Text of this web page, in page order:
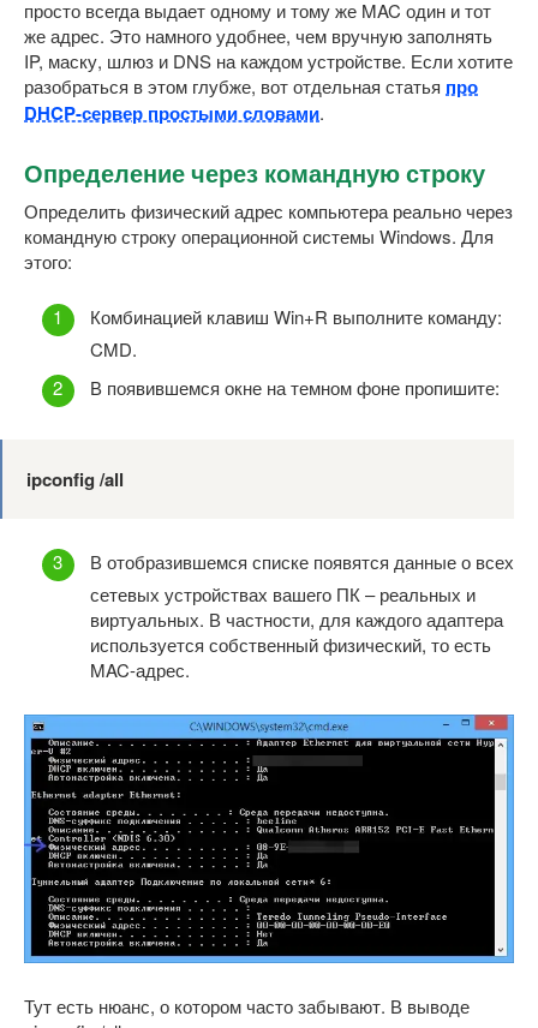
просто всегда выдает одному и тому же MAC один и тот
же адрес. Это намного удобнее, чем вручную заполнять
IP, маску, шлюз и DNS на каждом устройстве. Если хотите
разобраться в этом глубже, вот отдельная статья про
DHCP-сервер простыми словами.
Определение через командную строку
Определить физический адрес компьютера реально через
командную строку операционной системы Windows. Для
этого:
Комбинацией клавиш Win+R выполните команду:
CMD.
В появившемся окне на темном фоне пропишите:
ipconfig /all
В отобразившемся списке появятся данные о всех
сетевых устройствах вашего ПК – реальных и
виртуальных. В частности, для каждого адаптера
используется собственный физический, то есть
MAC-адрес.
Тут есть нюанс, о котором часто забывают. В выводе